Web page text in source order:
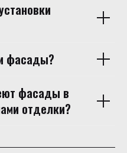
фасады?
фасады в
отделки?